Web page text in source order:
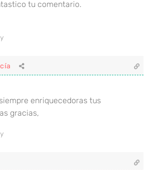
tu comentario.
enriquecedoras tus
gracias,